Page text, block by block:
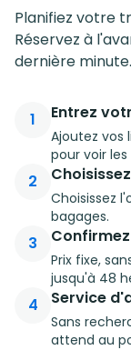
Planifiez votre
Réservez à
dernière minute.
1 Entrez
Ajoutez vos
pour voir
2
Choisissez
bagages.
3
Prix fixe,
jusqu'à 48
4 Service
Sans
attend au